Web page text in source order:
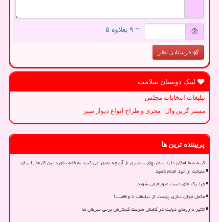
= ۹ بعلاوه ۵
فرستادن نظر
لینک دوستان سلامت
تبلیغات انتخابات مجلس
مستر گرین وال | مجری و طراح انواع دیوار سبز
پربیننده ترین ها
گربه شما امکان دارد بیماریهای بیشتری از آن چه تصور می کنید به خانه بیاورد این کارها را برای
صیانت از خود انجام دهید
چرا رگ های دست متورم می شوند
مکمل جوان سازی پوست از تبلیغات تا واقعیت!
تأثیر داروهای دیابت در کاهش سرعت گسترش برخی سرطان ها